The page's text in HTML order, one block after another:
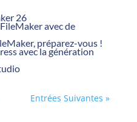
26
avec de
préparez-vous !
avec la génération
Entrées Suivantes »